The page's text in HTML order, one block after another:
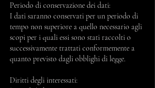
Periodo di conservazione dei dati:
I dati saranno conservati per un periodo di
tempo non superiore a quello necessario agli
scopi per i quali essi sono stati raccolti o
successivamente trattati conformemente a
quanto previsto dagli obblighi di legge.
Diritti degli interessati: